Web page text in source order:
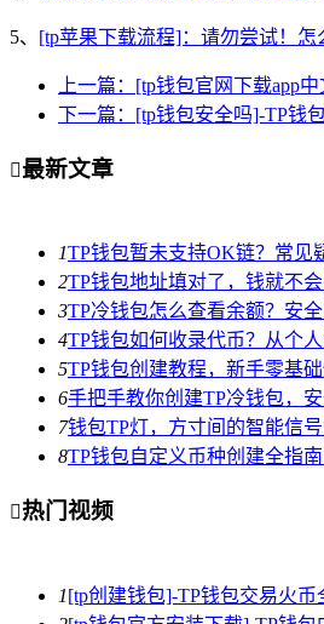
5、 [tp苹果下载流程]：请勿尝试！
上一篇：[tp钱包官网下载app
下一篇：[tp钱包安全吗]-TP钱
最新文章
1TP钱包暂未支持OK链？常见
2TP钱包地址填对了，钱就不
3TP冷钱包怎么查看余额？安
4TP钱包如何收录代币？从个
5TP钱包创建教程，新手零基
6手把手教你创建TP冷钱包，
7钱包TP灯，方寸间的智能信
8TP钱包自定义币种创建全指
热门视频
1[tp创建钱包]-TP钱包交易火币